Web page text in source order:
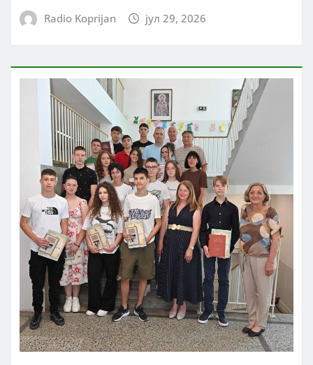
Radio Koprijan јул 29, 2026